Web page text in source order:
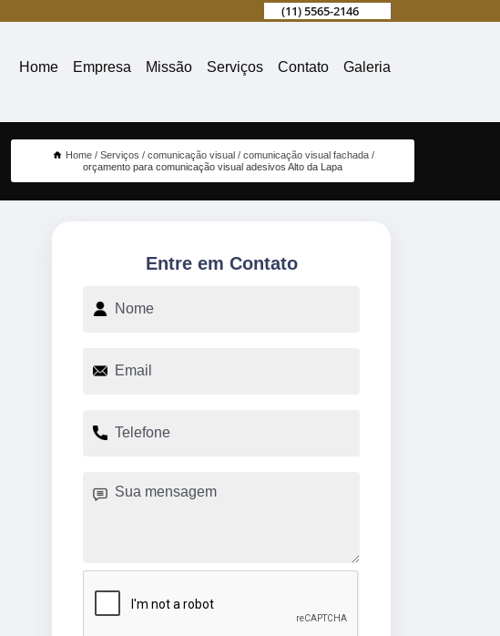
(11) 5565-2146
Home Empresa Missão Serviços Contato Galeria
Home Serviços comunicação visual
comunicação visual fachada
orçamento para comunicação visual adesivos Alto da Lapa
Entre em Contato